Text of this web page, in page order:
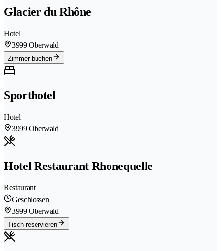
Glacier du Rhône
Hotel
3999 Oberwald
Zimmer buchen
Sporthotel
Hotel
3999 Oberwald
Hotel Restaurant Rhonequelle
Restaurant
Geschlossen
3999 Oberwald
Tisch reservieren